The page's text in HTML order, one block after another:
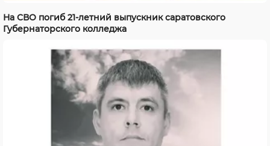
На СВО погиб 21-летний выпускник саратовского
Губернаторского колледжа